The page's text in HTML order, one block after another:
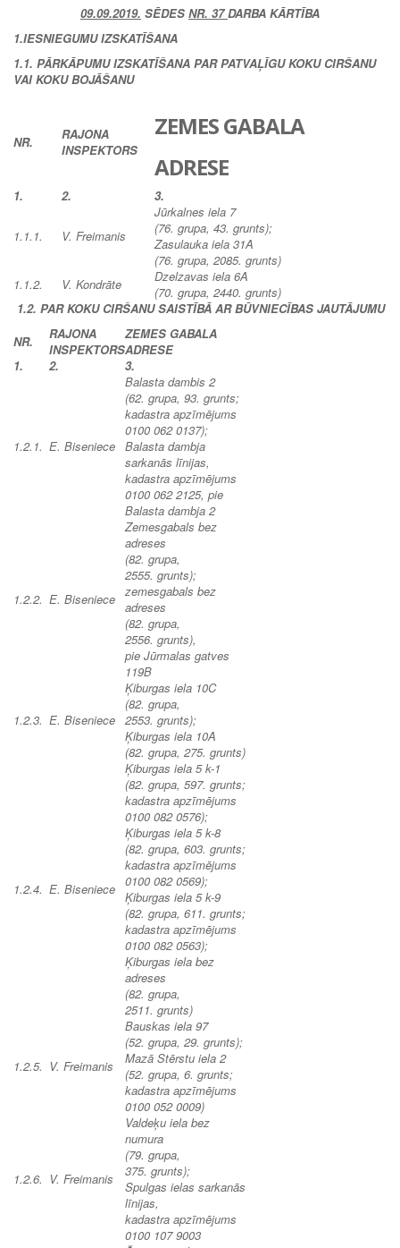
09.09.2019. SĒDES NR. 37DARBA KĀRTĪBA
1.IESNIEGUMU IZSKATĪŠANA
1.1. PĀRKĀPUMU IZSKATĪŠANA PAR PATVAĻĪGU KOKU CIRŠANU
VAI KOKU BOJĀŠANU
NR.
RAJONA
INSPEKTORS
ZEMES GABALA
ADRESE
1. 2. 3.
1.1.1. V. Freimanis
Jūrkalnes iela 7
(76. grupa, 43. grunts);
Zasulauka iela 31A
(76. grupa, 2085. grunts)
1.1.2.
V. Kondrāte
Dzelzavas iela 6A
(70. grupa, 2440. grunts)
1.2. PAR KOKU CIRŠANU SAISTĪBĀ AR BŪVNIECĪBAS JAUTĀJUMU
NR.
RAJONA
INSPEKTORS
ZEMES GABALA
ADRESE
1.
2. 3.
1.2.1. E. Biseniece
Balasta dambis 2
(62. grupa, 93. grunts;
kadastra apzīmējums
0100 062 0137);
Balasta dambja
sarkanās līnijas,
kadastra apzīmējums
0100 062 2125, pie
Balasta dambja 2
1.2.2. E. Biseniece
Zemesgabals bez
adreses
(82. grupa,
2555. grunts);
zemesgabals bez
adreses
(82. grupa,
2556. grunts),
pie Jūrmalas gatves
119B
1.2.3. E. Biseniece
Ķiburgas iela 10C
(82. grupa,
2553. grunts);
Ķiburgas iela 10A
(82. grupa, 275. grunts)
1.2.4. E. Biseniece
Ķiburgas iela 5 k-1
(82. grupa, 597. grunts;
kadastra apzīmējums
0100 082 0576);
Ķiburgas iela 5 k-8
(82. grupa, 603. grunts;
kadastra apzīmējums
0100 082 0569);
Ķiburgas iela 5 k-9
(82. grupa, 611. grunts;
kadastra apzīmējums
0100 082 0563);
Ķiburgas iela bez
adreses
(82. grupa,
2511. grunts)
1.2.5. V. Freimanis
Bauskas iela 97
(52. grupa, 29. grunts);
Mazā Stērstu iela 2
(52. grupa, 6. grunts;
kadastra apzīmējums
0100 052 0009)
1.2.6. V. Freimanis
Valdeķu iela bez
numura
(79. grupa,
375. grunts);
Spulgas ielas sarkanās
līnijas,
kadastra apzīmējums
0100 107 9003